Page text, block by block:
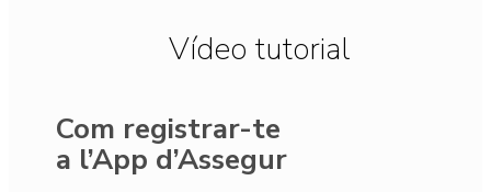
Vídeo tutorial
Com registrar-te
a l’App d’Assegur